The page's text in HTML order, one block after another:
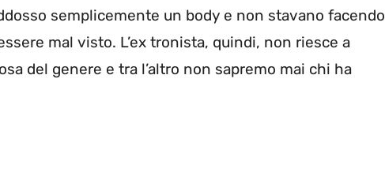
semplicemente un body e non stavano facendo
mal visto. L’ex tronista, quindi, non riesce a
del genere e tra l’altro non sapremo mai chi ha